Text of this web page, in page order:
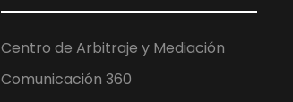
Centro de Arbitraje y Mediación
Comunicación 360